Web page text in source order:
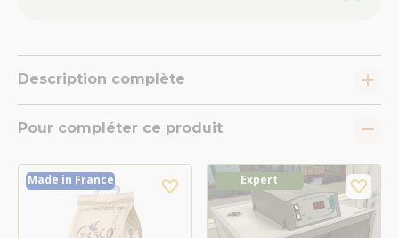
Description complète
Pour compléter ce produit
Made in France Expert